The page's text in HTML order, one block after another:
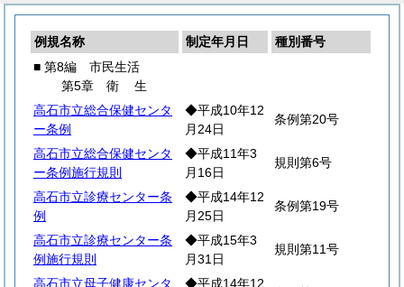
例規名称 制定年月日
種別番号
■ 第8編 市民生活
第5章 衛生
高石市立総合保健センタ
ー条例
◆平成10年12
月24日
条例第20号
高石市立総合保健センタ
ー条例施行規則
◆平成11年3
月16日
規則第6号
高石市立診療センター条
例
◆平成14年12
月25日
条例第19号
高石市立診療センター条
例施行規則
◆平成15年3
月31日
規則第11号
高石市立母子健康センタ
◆平成14年12